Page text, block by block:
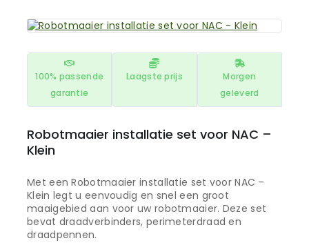
100% passende
garantie
Laagste prijs
Morgen
geleverd
Robotmaaier installatie set voor NAC –
Klein
Met een Robotmaaier installatie set voor NAC –
Klein legt u eenvoudig en snel een groot
maaigebied aan voor uw robotmaaier. Deze set
bevat draadverbinders, perimeterdraad en
draadpennen.